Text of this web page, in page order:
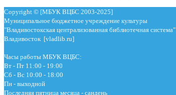
Copyright © [МБУК ВЦБС 2003-2025]
Муниципальное бюджетное учреждение культуры
"Владивостокская централизованная библиотечная система"
Владивосток [vladlib.ru]
Часы работы МБУК ВЦБС:
Вт - Пт 11:00 - 19:00
Сб - Вс 10:00 - 18:00
Пн - выходной
Последняя пятница месяца - сандень